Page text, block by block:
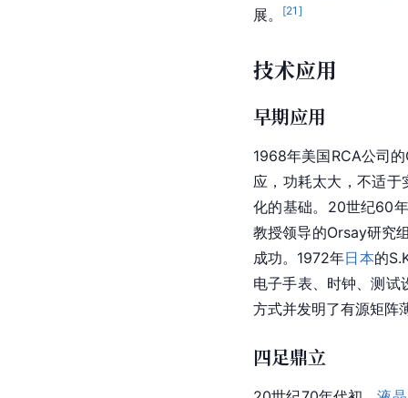
展。
[21 ]
技术应用
早期应用
1968年美国RCA公司
应，功耗太大，不适
化的基础。20世纪60
教授领导的Orsay研究
成功。1972年日本的
电子手表、时钟、测试
方式并发明了有源矩阵
四足鼎立